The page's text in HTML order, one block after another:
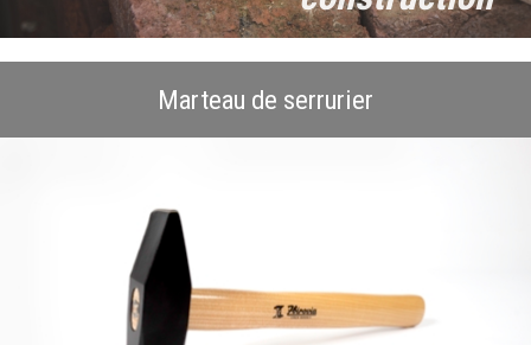
Marteau de serrurier